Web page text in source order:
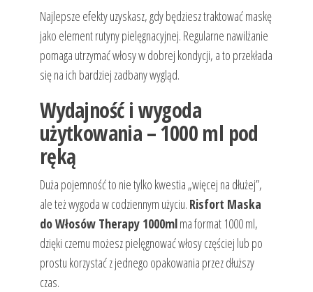
Najlepsze efekty uzyskasz, gdy będziesz traktować maskę
jako element rutyny pielęgnacyjnej. Regularne nawilżanie
pomaga utrzymać włosy w dobrej kondycji, a to przekłada
się na ich bardziej zadbany wygląd.
Wydajność i wygoda
użytkowania – 1000 ml pod
ręką
Duża pojemność to nie tylko kwestia „więcej na dłużej”,
ale też wygoda w codziennym użyciu. Risfort Maska
do Włosów Therapy 1000mlma format 1000 ml,
dzięki czemu możesz pielęgnować włosy częściej lub po
prostu korzystać z jednego opakowania przez dłuższy
czas.